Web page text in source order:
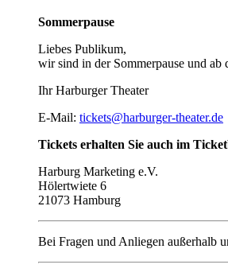
Sommerpause
Liebes Publikum,
wir sind in der Sommerpause und
Ihr Harburger Theater
E-Mail: tickets@harburger-theater.de
Tickets erhalten Sie auch im
Harburg Marketing e.V.
Hölertwiete 6
21073 Hamburg
Bei Fragen und Anliegen außerhalb